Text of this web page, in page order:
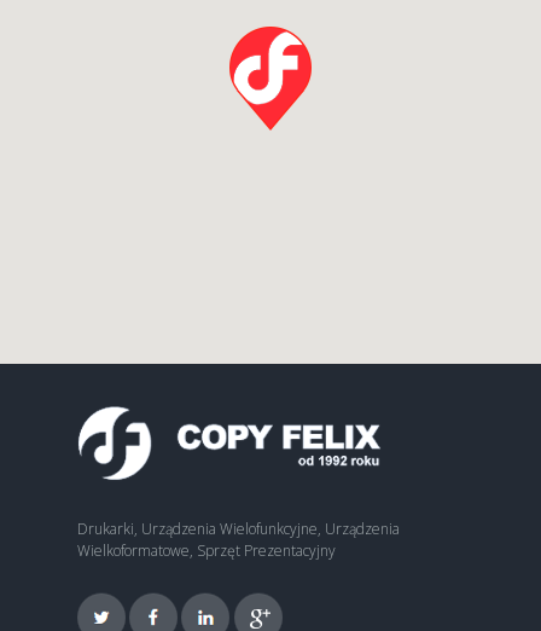
Drukarki, Urządzenia Wielofunkcyjne, Urządzenia
Wielkoformatowe, Sprzęt Prezentacyjny